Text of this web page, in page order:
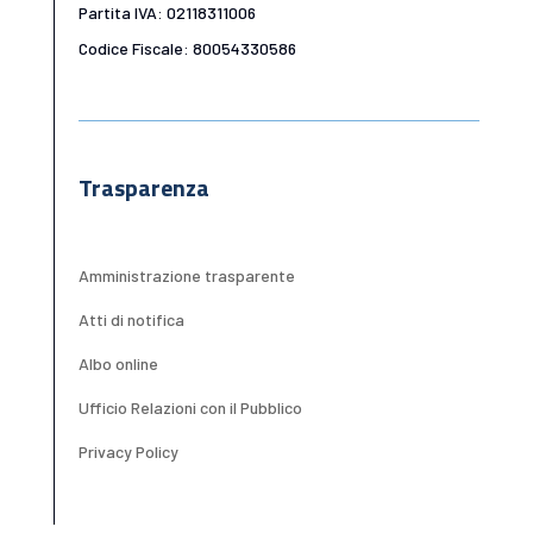
Partita IVA: 02118311006
Codice Fiscale: 80054330586
Trasparenza
Amministrazione trasparente
Atti di notifica
Albo online
Ufficio Relazioni con il Pubblico
Privacy Policy